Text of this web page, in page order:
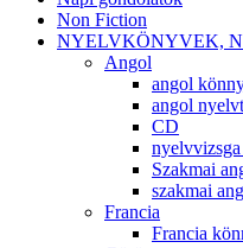
Non Fiction
NYELVKÖNYVEK,
Angol
angol
angol
CD
Szakmai
szakmai
Francia
Francia